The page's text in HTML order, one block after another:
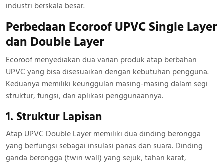
industri berskala besar.
Perbedaan Ecoroof UPVC Single Layer
dan Double Layer
Ecoroof menyediakan dua varian produk atap berbahan
UPVC yang bisa disesuaikan dengan kebutuhan pengguna.
Keduanya memiliki keunggulan masing-masing dalam segi
struktur, fungsi, dan aplikasi penggunaannya.
1. Struktur Lapisan
Atap UPVC Double Layer memiliki dua dinding berongga
yang berfungsi sebagai insulasi panas dan suara. Dinding
ganda berongga (twin wall) yang sejuk, tahan karat,